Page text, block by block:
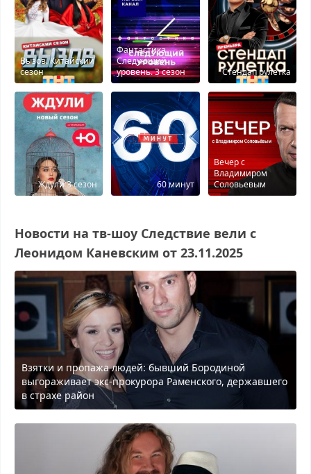
Вызов. Китайский
сезон
Фантастика.
Следующий
уровень. 3 сезон
Стендап рулетка
Ждули 3 сезон 60 минут
Вечер с
Владимиром
Соловьевым
Новости на тв-шоу Следствие вели с
Леонидом Каневским от 23.11.2025
Взятки и пропажа людей: бывший Бородиной
выгораживает экс-прокурора Раменского, державшего
в страхе район